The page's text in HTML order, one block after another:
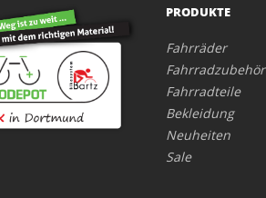
PRODUKTE
Fahrräder
Fahrradzubehör
Fahrradteile
Bekleidung
Neuheiten
Sale